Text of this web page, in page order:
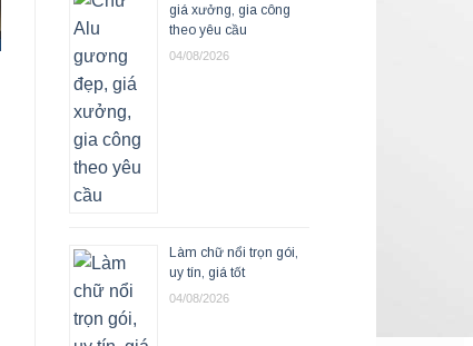
giá xưởng, gia công
theo yêu cầu
04/08/2026
Làm chữ nổi trọn gói,
uy tín, giá tốt
04/08/2026